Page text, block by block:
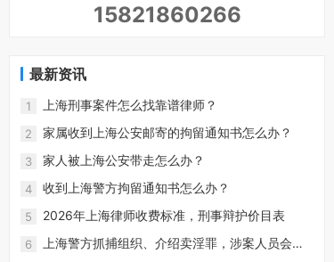
15821860266
最新资讯
1 上海刑事案件怎么找靠谱律师？
2 家属收到上海公安邮寄的拘留通知书怎么办？
3 家人被上海公安带走怎么办？
4 收到上海警方拘留通知书怎么办？
5 2026年上海律师收费标准，刑事辩护价目表
6
上海警方抓捕组织、介绍卖淫罪，涉案人员会怎